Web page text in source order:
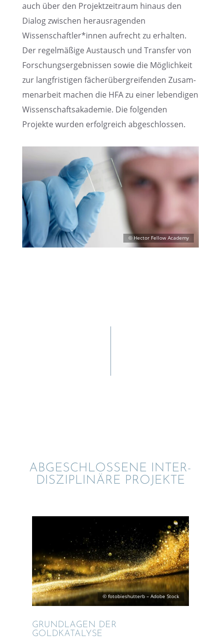
auch über den Projekt­zeit­raum hinaus den
Dialog zwischen heraus­ra­gen­den
Wissenschaftler*innen aufrecht zu erhal­ten.
Der regel­mä­ßige Austausch und Trans­fer von
Forschungs­er­geb­nis­sen sowie die Möglich­keit
zur langfris­ti­gen fächer­über­grei­fen­den Zusam­
men­ar­beit machen die HFA zu einer leben­di­gen
Wissen­schafts­aka­de­mie. Die folgen­den
Projekte wurden erfolg­reich abgeschlossen.
ABGESCHLOS­SENE INTER­
DIS­ZI­PLI­NÄRE PROJEKTE
GRUND­LA­GEN DER
GOLDKATALYSE
© fotobies­hut­terb – Adobe Stock